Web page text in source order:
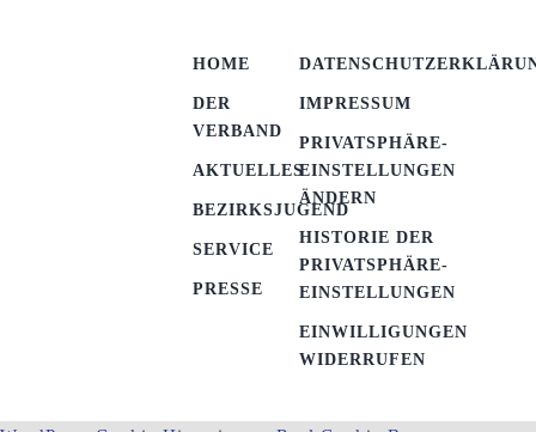
HOME
DER
VERBAND
AKTUELLES
BEZIRKSJUGEND
SERVICE
PRESSE
IMPRESSUM
PRIVATSPHÄRE-
EINSTELLUNGEN
ÄNDERN
HISTORIE DER
PRIVATSPHÄRE-
EINSTELLUNGEN
EINWILLIGUNGEN
WIDERRUFEN